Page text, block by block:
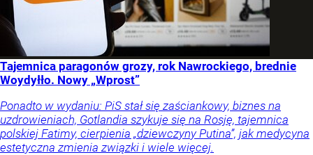
Tajemnica paragonów grozy, rok Nawrockiego, brednie
Woydyłło. Nowy „Wprost”
Ponadto w wydaniu: PiS stał się zaściankowy, biznes na
uzdrowieniach, Gotlandia szykuje się na Rosję, tajemnica
polskiej Fatimy, cierpienia „dziewczyny Putina”, jak medycyna
estetyczna zmienia związki i wiele więcej.